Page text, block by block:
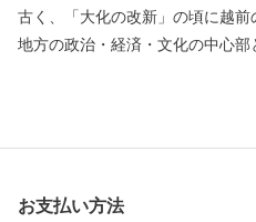
古く、「大化の改新」の頃に越
地方の政治・経済・文化の中心部
を離れ、多感な少女時代を過ご
て発展を続けています。 また、
お支払い方法